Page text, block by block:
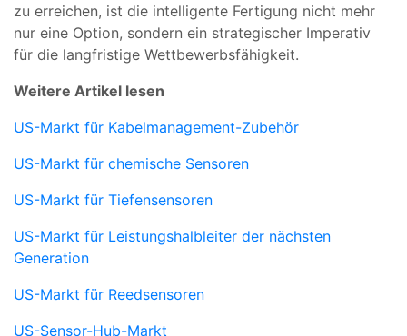
zu erreichen, ist die intelligente Fertigung nicht mehr
nur eine Option, sondern ein strategischer Imperativ
für die langfristige Wettbewerbsfähigkeit.
Weitere Artikel lesen
US-Markt für Kabelmanagement-Zubehör
US-Markt für chemische Sensoren
US-Markt für Tiefensensoren
US-Markt für Leistungshalbleiter der nächsten
Generation
US-Markt für Reedsensoren
US-Sensor-Hub-Markt